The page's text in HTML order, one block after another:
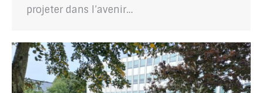
projeter dans l’avenir…